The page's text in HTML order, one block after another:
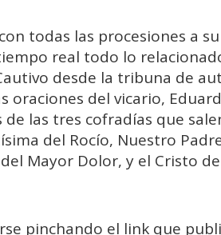
todas las procesiones a
real todo lo
desde la tribuna de
del vicario,
las tres cofradías que
del Rocío, Nuestro
Mayor Dolor, y el Cristo
pinchando el link que